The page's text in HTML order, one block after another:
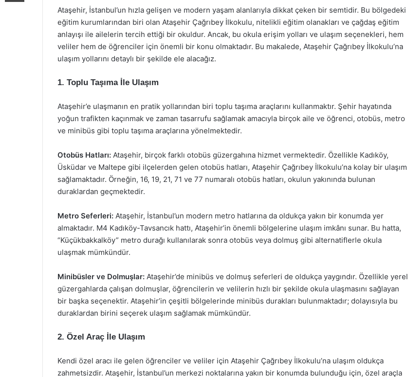
Ataşehir, İstanbul’un hızla gelişen ve modern yaşam alanlarıyla dikkat çeken bir semtidir. Bu bölgedeki
eğitim kurumlarından biri olan Ataşehir Çağrıbey İlkokulu, nitelikli eğitim olanakları ve çağdaş eğitim
anlayışı ile ailelerin tercih ettiği bir okuldur. Ancak, bu okula erişim yolları ve ulaşım seçenekleri, hem
veliler hem de öğrenciler için önemli bir konu olmaktadır. Bu makalede, Ataşehir Çağrıbey İlkokulu’na
ulaşım yollarını detaylı bir şekilde ele alacağız.
1. Toplu Taşıma İle Ulaşım
Ataşehir’e ulaşmanın en pratik yollarından biri toplu taşıma araçlarını kullanmaktır. Şehir hayatında
yoğun trafikten kaçınmak ve zaman tasarrufu sağlamak amacıyla birçok aile ve öğrenci, otobüs, metro
ve minibüs gibi toplu taşıma araçlarına yönelmektedir.
Otobüs Hatları: Ataşehir, birçok farklı otobüs güzergahına hizmet vermektedir. Özellikle Kadıköy,
Üsküdar ve Maltepe gibi ilçelerden gelen otobüs hatları, Ataşehir Çağrıbey İlkokulu’na kolay bir ulaşım
sağlamaktadır. Örneğin, 16, 19, 21, 71 ve 77 numaralı otobüs hatları, okulun yakınında bulunan
duraklardan geçmektedir.
Metro Seferleri: Ataşehir, İstanbul’un modern metro hatlarına da oldukça yakın bir konumda yer
almaktadır. M4 Kadıköy-Tavsancık hattı, Ataşehir’in önemli bölgelerine ulaşım imkânı sunar. Bu hatta,
“Küçükbakkalköy” metro durağı kullanılarak sonra otobüs veya dolmuş gibi alternatiflerle okula
ulaşmak mümkündür.
Minibüsler ve Dolmuşlar: Ataşehir’de minibüs ve dolmuş seferleri de oldukça yaygındır. Özellikle yerel
güzergahlarda çalışan dolmuşlar, öğrencilerin ve velilerin hızlı bir şekilde okula ulaşmasını sağlayan
bir başka seçenektir. Ataşehir’in çeşitli bölgelerinde minibüs durakları bulunmaktadır; dolayısıyla bu
duraklardan birini seçerek ulaşım sağlamak mümkündür.
2. Özel Araç İle Ulaşım
Kendi özel aracı ile gelen öğrenciler ve veliler için Ataşehir Çağrıbey İlkokulu’na ulaşım oldukça
zahmetsizdir. Ataşehir, İstanbul’un merkezi noktalarına yakın bir konumda bulunduğu için, özel araçla